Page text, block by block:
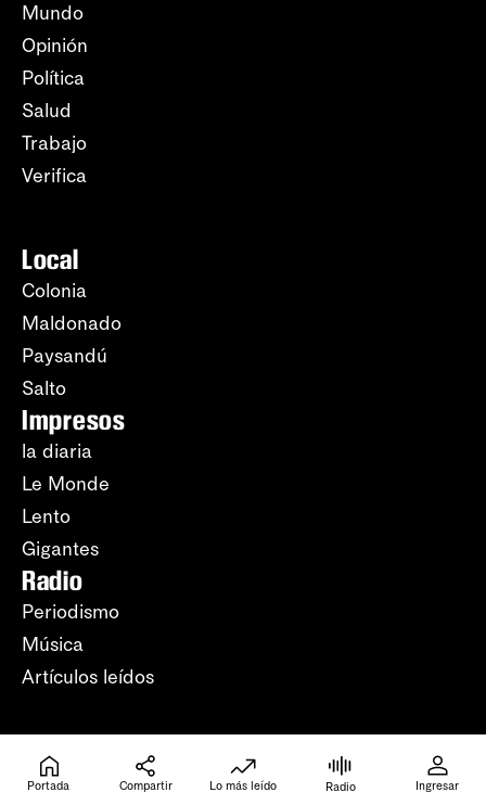
Mundo
Opinión
Política
Salud
Trabajo
Verifica
Local
Colonia
Maldonado
Paysandú
Salto
Impresos
la diaria
Le Monde
Lento
Gigantes
Radio
Periodismo
Música
Artículos leídos
Más
Lo más leído
Portada Compartir Lo más leído Radio Ingresar